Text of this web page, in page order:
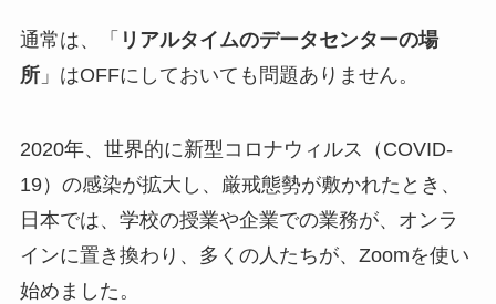
通常は、「 リアルタイムのデータセンターの場
所」はOFFにしておいても問題ありません。
2020年、世界的に新型コロナウィルス（COVID-
19）の感染が拡大し、厳戒態勢が敷かれたとき、
日本では、学校の授業や企業での業務が、オンラ
インに置き換わり、多くの人たちが、Zoomを使い
始めました。